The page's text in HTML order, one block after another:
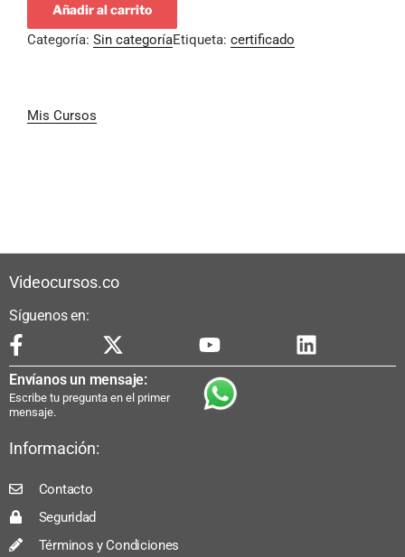
Añadir al carrito
Categoría: Sin categoríaEtiqueta: certificado
Mis Cursos
Videocursos.co
Síguenos en:
Envíanos un mensaje:
Escribe tu pregunta en el primer
mensaje.
Información:
Contacto
Seguridad
Términos y Condiciones